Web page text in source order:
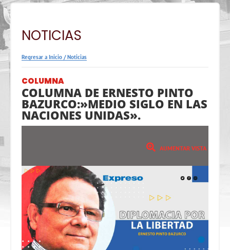
NOTICIAS
Regresar a Inicio /Noticias
COLUMNA
COLUMNA DE ERNESTO PINTO
BAZURCO:»MEDIO SIGLO EN LAS
NACIONES UNIDAS».